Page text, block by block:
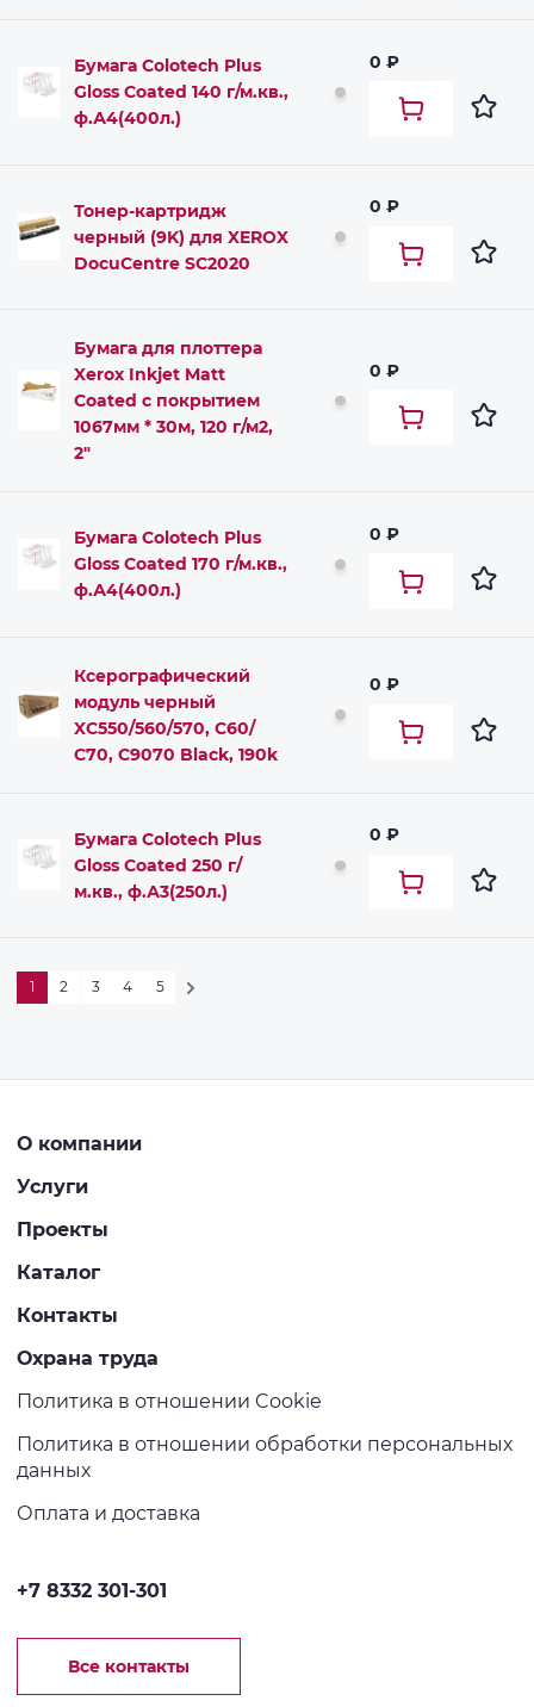
Бумага Colotech Plus
Gloss Coated 140 г/м.кв.,
ф.А4(400л.)
0 ₽
Тонер-картридж
черный (9K) для XEROX
DocuCentre SC2020
0 ₽
Бумага для плоттера
Xerox Inkjet Matt
Coated с покрытием
1067мм * 30м, 120 г/м2,
2"
0 ₽
Бумага Colotech Plus
Gloss Coated 170 г/м.кв.,
ф.А4(400л.)
0 ₽
Ксерографический
модуль черный
XC550/560/570, С60/
С70, C9070 Black, 190k
0 ₽
Бумага Colotech Plus
Gloss Coated 250 г/
м.кв., ф.А3(250л.)
0 ₽
1 2 3 4 5
О компании
Услуги
Проекты
Каталог
Контакты
Охрана труда
Политика в отношении Cookie
Политика в отношении обработки персональных
данных
Оплата и доставка
+7 8332 301-301
Все контакты